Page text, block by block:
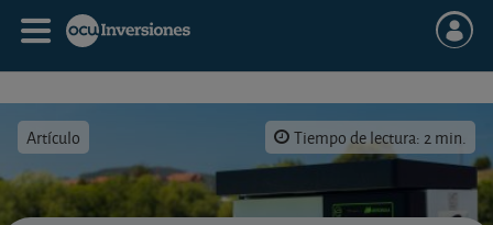
Artículo Tiempo de lectura: 2 min.